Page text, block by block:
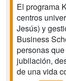
El programa
centros
Jesús) y
Business
personas
jubilación,
de una vida